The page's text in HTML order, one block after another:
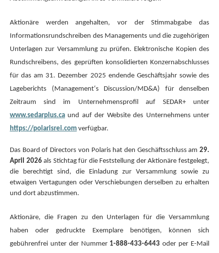
Aktionäre werden angehalten, vor der Stimmabgabe das
Informationsrundschreiben des Managements und die zugehörigen
Unterlagen zur Versammlung zu prüfen. Elektronische Kopien des
Rundschreibens, des geprüften konsolidierten Konzernabschlusses
für das am 31. Dezember 2025 endende Geschäftsjahr sowie des
Lageberichts (Management‘s Discussion/MD&A) für denselben
Zeitraum sind im Unternehmensprofil auf SEDAR+ unter
www.sedarplus.ca und auf der Website des Unternehmens unter
https://polarisrei.com verfügbar.
Das Board of Directors von Polaris hat den Geschäftsschluss am 29.
April 2026als Stichtag für die Feststellung der Aktionäre festgelegt,
die berechtigt sind, die Einladung zur Versammlung sowie zu
etwaigen Vertagungen oder Verschiebungen derselben zu erhalten
und dort abzustimmen.
Aktionäre, die Fragen zu den Unterlagen für die Versammlung
haben oder gedruckte Exemplare benötigen, können sich
gebührenfrei unter der Nummer1-888-433-6443oder per E-Mail